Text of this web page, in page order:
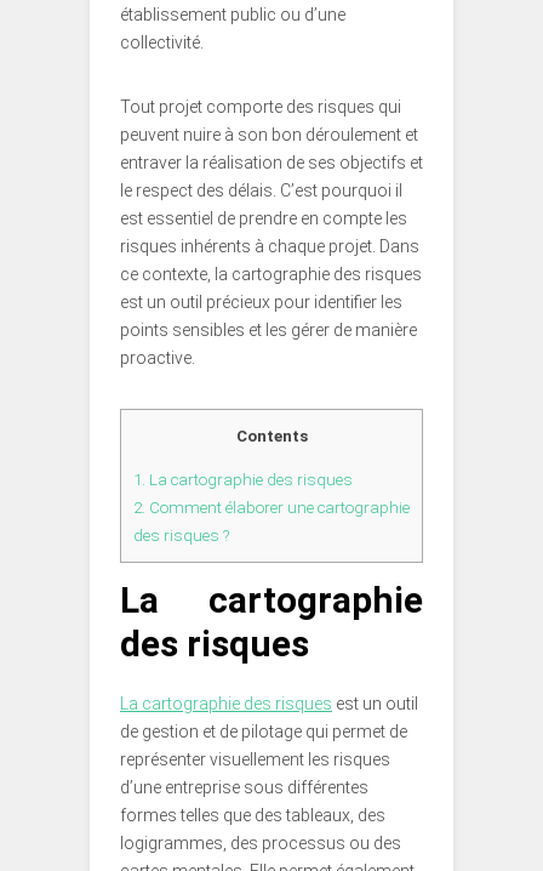
établissement public ou d’une
collectivité.
Tout projet comporte des risques qui
peuvent nuire à son bon déroulement et
entraver la réalisation de ses objectifs et
le respect des délais. C’est pourquoi il
est essentiel de prendre en compte les
risques inhérents à chaque projet. Dans
ce contexte, la cartographie des risques
est un outil précieux pour identifier les
points sensibles et les gérer de manière
proactive.
Contents
1. La cartographie des risques
2. Comment élaborer une cartographie
des risques ?
La cartographie
des risques
La cartographie des risques est un outil
de gestion et de pilotage qui permet de
représenter visuellement les risques
d’une entreprise sous différentes
formes telles que des tableaux, des
logigrammes, des processus ou des